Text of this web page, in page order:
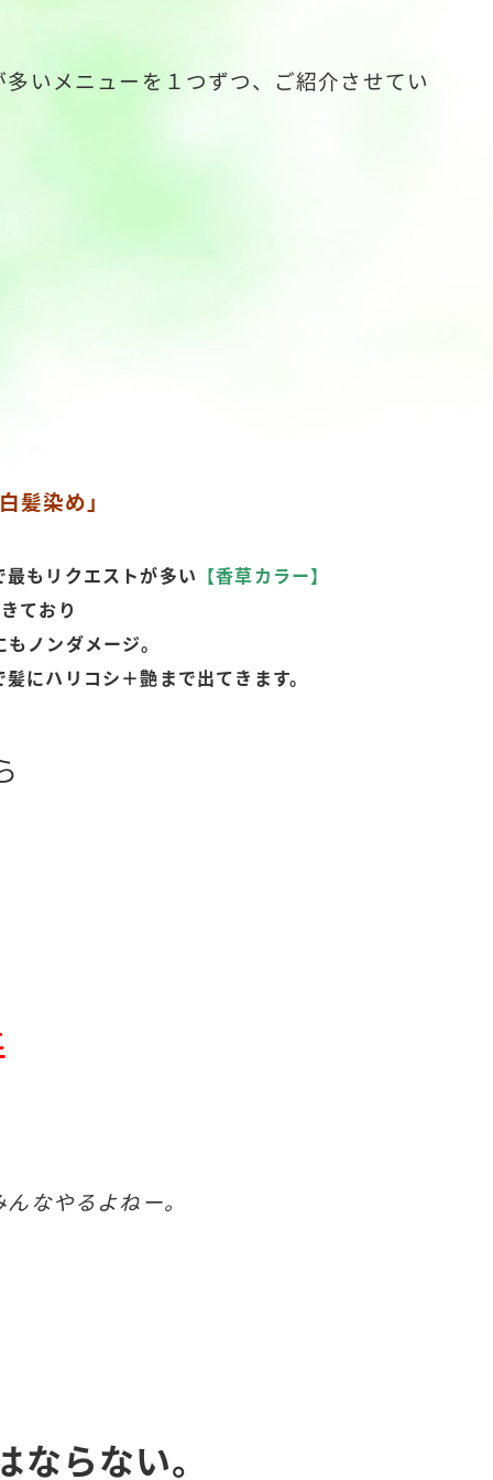
いメニューを１つずつ、ご紹介させて い
髪染め」
もリクエストが多い
【香草カラー】
ており
ノンダメージ。
にハリコシ＋艶まで出てきます。
なやるよねー。
ならない。